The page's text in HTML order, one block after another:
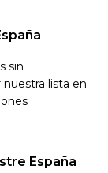
sin
lista en
España